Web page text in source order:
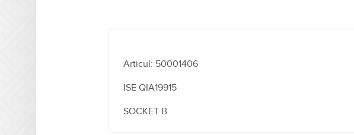
Articul: 50001406
ISE QIA19915
SOCKET B